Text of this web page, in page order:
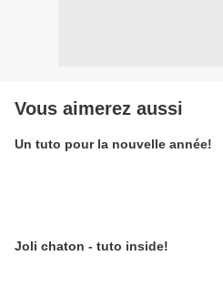
Vous aimerez aussi
Un tuto pour la nouvelle année!
Joli chaton - tuto inside!